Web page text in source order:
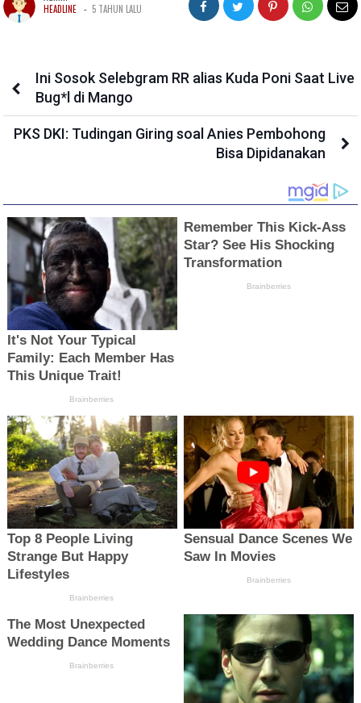
HEADLINE - 5 TAHUN LALU
Ini Sosok Selebgram RR alias Kuda Poni Saat Live
Bug*l di Mango
PKS DKI: Tudingan Giring soal Anies Pembohong
Bisa Dipidanakan